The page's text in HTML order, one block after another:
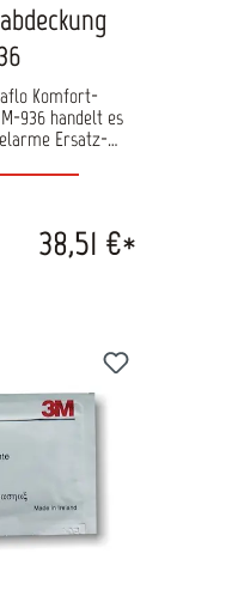
Komfort-
936 handelt es
Ersatz-
sich einfach
200 und M-300
38,51 €*